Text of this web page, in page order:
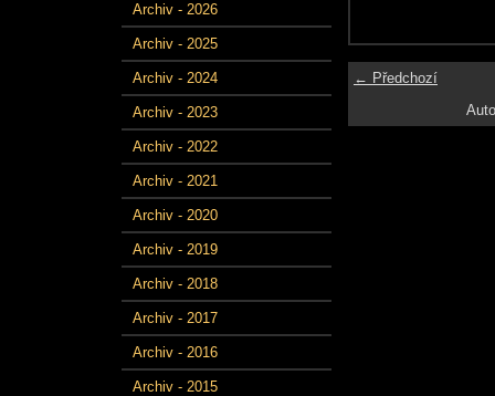
Archiv - 2026
Archiv - 2025
Archiv - 2024
Archiv - 2023
Archiv - 2022
Archiv - 2021
Archiv - 2020
Archiv - 2019
Archiv - 2018
Archiv - 2017
Archiv - 2016
Archiv - 2015
← Předchozí